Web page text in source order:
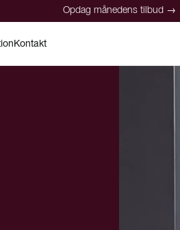
Opdag månedens tilbud →
Kontakt